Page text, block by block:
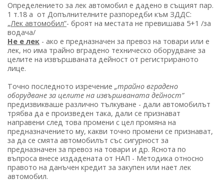
Определението за лек автомобил е дадено в същият пар.
1 т.18 а от Допълнителните разпоредби към ЗДДС:
„Лек автомобил”- броят на местата не превишава 5+1 /за
водача/
Не е лек - ако е предназначен за превоз на товари или е
лек, но има трайно вградено техническо оборудване за
целите на извършваната дейност от регистрираното
лице.
Точно последното изречение „трайно вградено
оборудване за целите на извършваната дейност”
предизвикваше различно тълкуване - дали автомобилът
трябва да е произведен така, дали се признават
направени след това промени с цел промяна на
предназначението му, какви точно промени се признават,
за да се смята автомобилът със сигурност за
предназначен за превоз на товари и др. Яснота по
въпроса внесе издадената от НАП - Методика относно
правото на данъчен кредит за закупен или нает лек
автомобил.